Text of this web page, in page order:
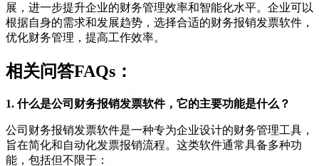
展，进一步提升企业的财务管理效率和智能化水平。企业可以
根据自身的需求和发展趋势，选择合适的财务报销发票软件，
优化财务管理，提高工作效率。
相关问答FAQs：
1. 什么是公司财务报销发票软件，它的主要功能是什么？
公司财务报销发票软件是一种专为企业设计的财务管理工具，
旨在简化和自动化发票报销流程。这类软件通常具备多种功
能，包括但不限于：